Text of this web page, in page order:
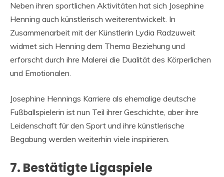
Neben ihren sportlichen Aktivitäten hat sich Josephine
Henning auch künstlerisch weiterentwickelt. In
Zusammenarbeit mit der Künstlerin Lydia Radzuweit
widmet sich Henning dem Thema Beziehung und
erforscht durch ihre Malerei die Dualität des Körperlichen
und Emotionalen.
Josephine Hennings Karriere als ehemalige deutsche
Fußballspielerin ist nun Teil ihrer Geschichte, aber ihre
Leidenschaft für den Sport und ihre künstlerische
Begabung werden weiterhin viele inspirieren.
7. Bestätigte Ligaspiele